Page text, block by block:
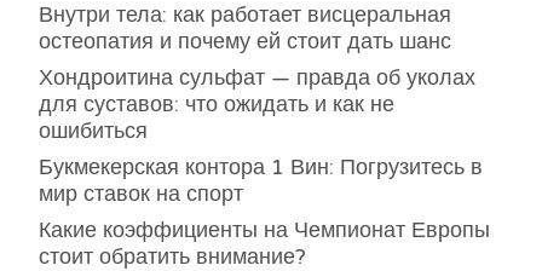
Внутри тела: как работает висцеральная
остеопатия и почему ей стоит дать шанс
Хондроитина сульфат — правда об уколах
для суставов: что ожидать и как не
ошибиться
Букмекерская контора 1 Вин: Погрузитесь в
мир ставок на спорт
Какие коэффициенты на Чемпионат Европы
стоит обратить внимание?